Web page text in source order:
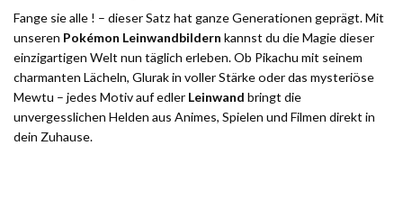
Fange sie alle ! – dieser Satz hat ganze Generationen geprägt. Mit
unseren Pokémon Leinwandbildern kannst du die Magie dieser
einzigartigen Welt nun täglich erleben. Ob Pikachu mit seinem
charmanten Lächeln, Glurak in voller Stärke oder das mysteriöse
Mewtu – jedes Motiv auf edler Leinwand bringt die
unvergesslichen Helden aus Animes, Spielen und Filmen direkt in
dein Zuhause.